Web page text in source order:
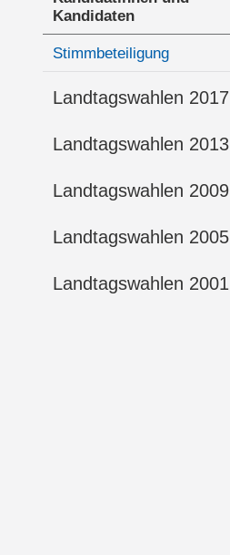
Kandidaten
Stimmbeteiligung
Landtagswahlen 2017
Landtagswahlen 2013
Landtagswahlen 2009
Landtagswahlen 2005
Landtagswahlen 2001